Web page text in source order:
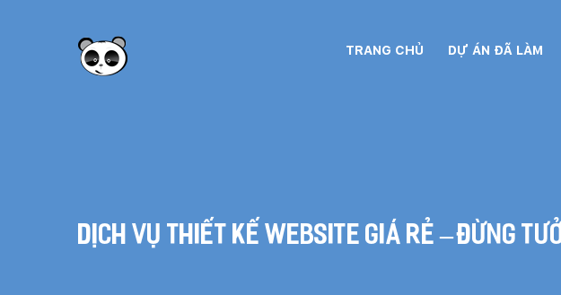
TRANG CHỦ DỰ ÁN ĐÃ LÀM
Dịch vụ thiết kế website giá rẻ – Đừng